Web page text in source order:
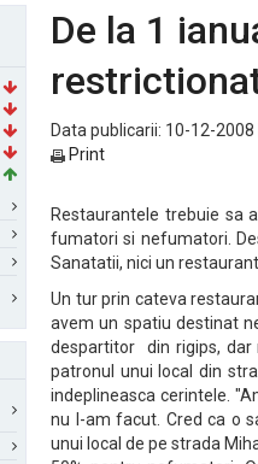
De la 1
Data publicarii: 10-12-2008 |
Print
Restaurantele trebuie sa
fumatori si nefumatori.
Sanatatii, nici un
Un tur prin cateva
avem un spatiu destinat
despartitor din rigips, dar
patronul unui local din
indeplineasca cerintele.
nu l-am facut. Cred ca o
unui local de pe strada